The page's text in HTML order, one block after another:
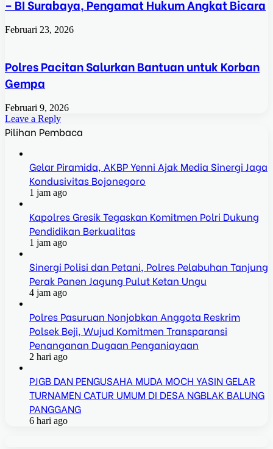
– BI Surabaya, Pengamat Hukum Angkat Bicara
Februari 23, 2026
Polres Pacitan Salurkan Bantuan untuk Korban
Gempa
Februari 9, 2026
Leave a Reply
Pilihan Pembaca
Gelar Piramida, AKBP Yenni Ajak Media Sinergi Jaga
Kondusivitas Bojonegoro
1 jam ago
Kapolres Gresik Tegaskan Komitmen Polri Dukung
Pendidikan Berkualitas
1 jam ago
Sinergi Polisi dan Petani, Polres Pelabuhan Tanjung
Perak Panen Jagung Pulut Ketan Ungu
4 jam ago
Polres Pasuruan Nonjobkan Anggota Reskrim
Polsek Beji, Wujud Komitmen Transparansi
Penanganan Dugaan Penganiayaan
2 hari ago
PJGB DAN PENGUSAHA MUDA MOCH YASIN GELAR
TURNAMEN CATUR UMUM DI DESA NGBLAK BALUNG
PANGGANG
6 hari ago